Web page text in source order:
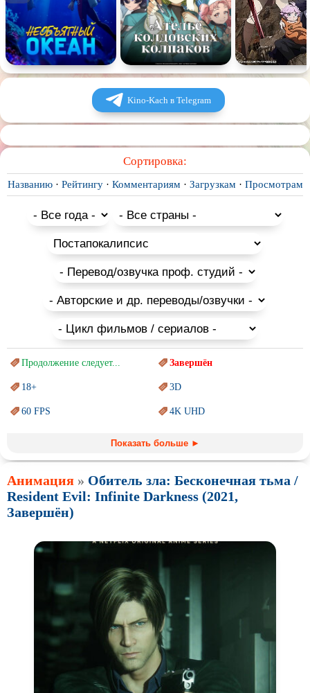
Kino-Kach в Telegram
Сортировка:
Названию· Рейтингу· Комментариям · Загрузкам · Просмотрам
Продолжение следует... Завершён
18+ 3D
60 FPS 4K UHD
Marvel PIXAR
Sci-Fi (Научная фантастика) Trash (трэш) movies
Авангард иСюрреализм
Индийское кино
Маги и Волшебники Наркотики
Новогодние
событиях
Параллельные миры
Перевод
Показать больше ►
Анимация » Обитель зла: Бесконечная тьма /
Resident Evil: Infinite Darkness (2021,
Завершён)